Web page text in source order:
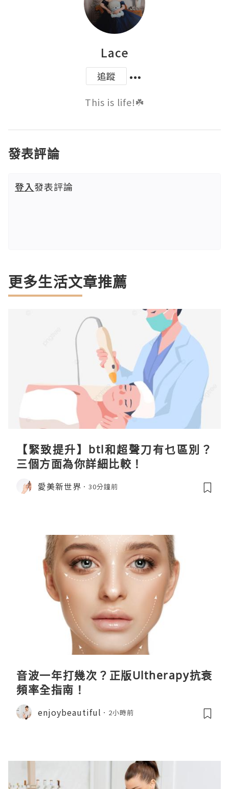
Lace
追蹤
This is life!☘️
發表評論
登入發表評論
更多生活文章推薦
【緊致提升】btl和超聲刀有乜區別？
三個方面為你詳細比較！
愛美新世界 30分鐘前
音波一年打幾次？正版Ultherapy抗衰
頻率全指南！
enjoybeautiful 2小時前